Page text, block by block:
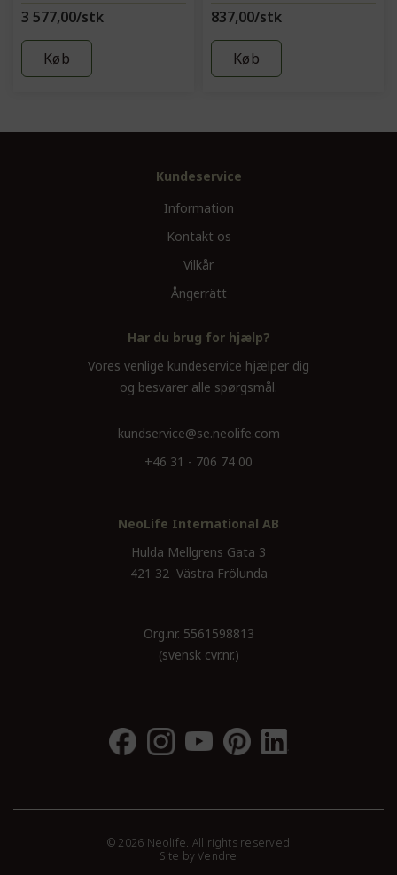
3 577,00/stk
Køb
837,00/stk
Køb
Kundeservice
Information
Kontakt os
Vilkår
Ångerrätt
Har du brug for hjælp?
Vores venlige kundeservice hjælper dig
og besvarer alle spørgsmål.
kundservice@se.neolife.com
+46 31 - 706 74 00
NeoLife International AB
Hulda Mellgrens Gata 3
421 32 Västra Frölunda
Org.nr. 5561598813
(svensk cvr.nr.)
© 2026 Neolife. All rights reserved
Site byVendre